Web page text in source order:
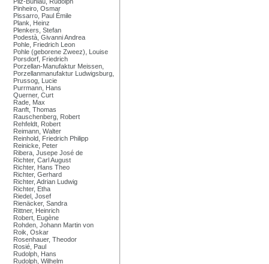
Pinheiro, Osmar
Pissarro, Paul Émile
Plank, Heinz
Plenkers, Stefan
Podestà, Givanni Andrea
Pohle, Friedrich Leon
Pohle (geborene Zweez), Louise
Porsdorf, Friedrich
Porzellan-Manufaktur Meissen,
Porzellanmanufaktur Ludwigsburg,
Prussog, Lucie
Purrmann, Hans
Querner, Curt
Rade, Max
Ranft, Thomas
Rauschenberg, Robert
Rehfeldt, Robert
Reimann, Walter
Reinhold, Friedrich Philipp
Reinicke, Peter
Ribera, Jusepe José de
Richter, Carl August
Richter, Hans Theo
Richter, Gerhard
Richter, Adrian Ludwig
Richter, Etha
Riedel, Josef
Rienäcker, Sandra
Rittner, Heinrich
Robert, Eugène
Rohden, Johann Martin von
Roik, Oskar
Rosenhauer, Theodor
Rosié, Paul
Rudolph, Hans
Rudolph, Wilhelm